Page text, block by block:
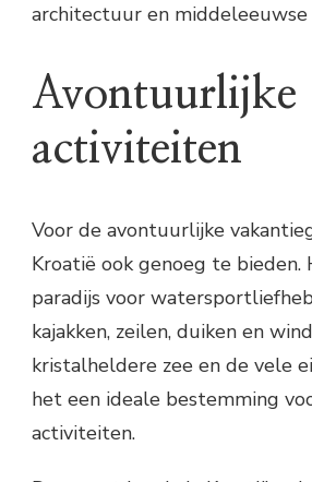
architectuur en
Avontuurlijke
activiteiten
Voor de avontuurlijke
Kroatië ook genoeg te bieden.
paradijs voor
kajakken, zeilen, duiken en
kristalheldere zee en de vele
het een ideale bestemming
activiteiten.